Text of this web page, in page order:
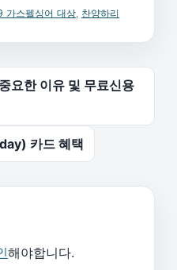
가스펠싱어 대상 찬양하리
요한 이유 및 무료신용
카드 혜택
해야합니다.